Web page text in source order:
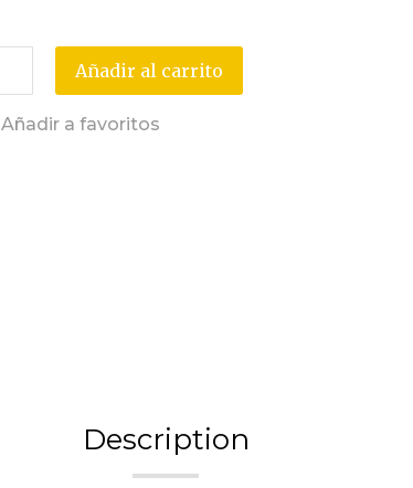
Añadir al carrito
Añadir a favoritos
Description